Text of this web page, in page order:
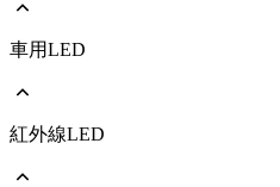
前往 照明/消費性LED
COB
車用LED
前往 車用LED
紅外線LED